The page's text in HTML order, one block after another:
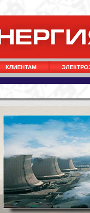
КЛИЕНТАМ